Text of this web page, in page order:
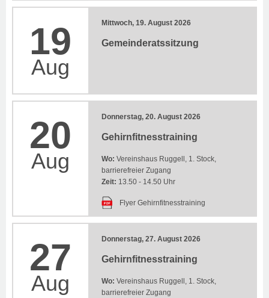
19
Aug
Mittwoch, 19. August 2026
Gemeinderatssitzung
20
Aug
Donnerstag, 20. August 2026
Gehirnfitnesstraining
Wo: Vereinshaus Ruggell, 1. Stock,
barrierefreier Zugang
Zeit: 13.50 - 14.50 Uhr
Flyer Gehirnfitnesstraining
27
Aug
Donnerstag, 27. August 2026
Gehirnfitnesstraining
Wo: Vereinshaus Ruggell, 1. Stock,
barrierefreier Zugang